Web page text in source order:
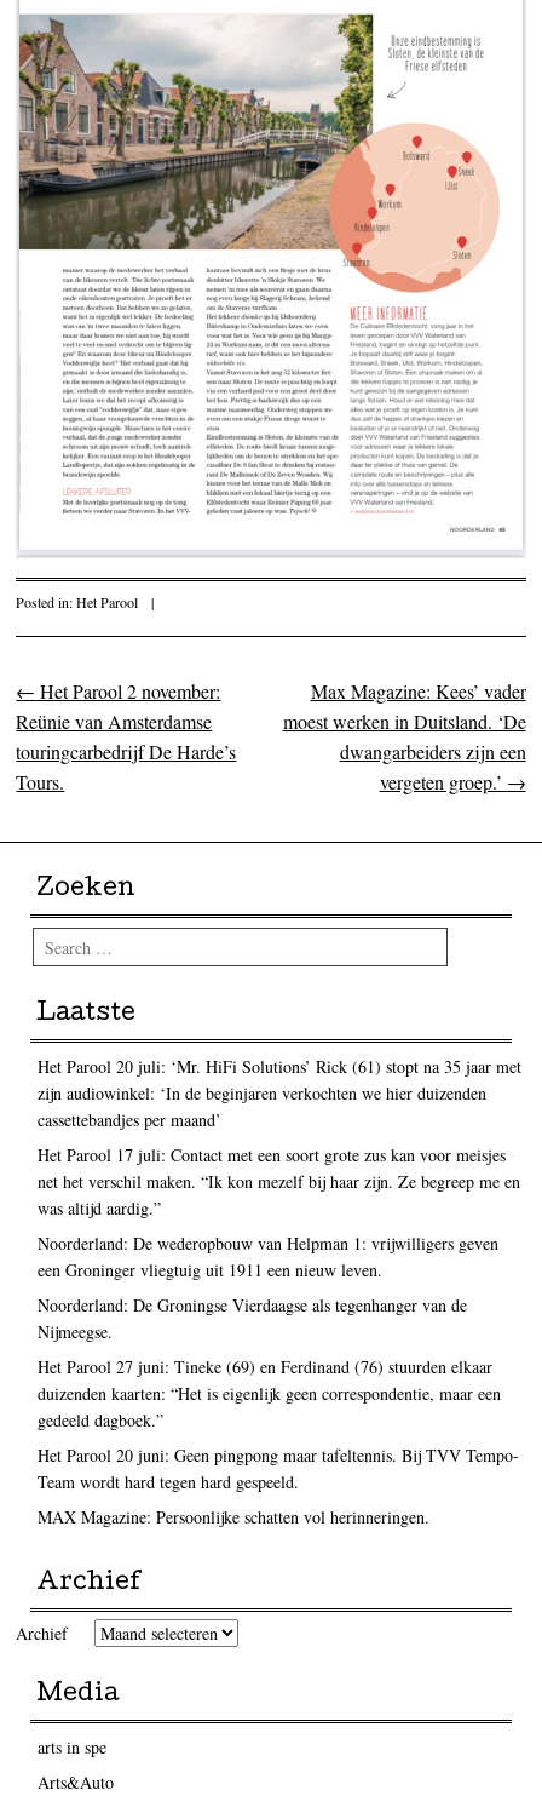
Posted in:Het Parool |
Post navigation
← Het Parool 2 november:
Reünie van Amsterdamse
touringcarbedrijf De Harde’s
Tours.
Max Magazine: Kees’ vader
moest werken in Duitsland. ‘De
dwangarbeiders zijn een
vergeten groep.’ →
Zoeken
Search
Laatste
Het Parool 20 juli: ‘Mr. HiFi Solutions’ Rick (61) stopt na 35 jaar met
zijn audiowinkel: ‘In de beginjaren verkochten we hier duizenden
cassettebandjes per maand’
Het Parool 17 juli: Contact met een soort grote zus kan voor meisjes
net het verschil maken. “Ik kon mezelf bij haar zijn. Ze begreep me en
was altijd aardig.”
Noorderland: De wederopbouw van Helpman 1: vrijwilligers geven
een Groninger vliegtuig uit 1911 een nieuw leven.
Noorderland: De Groningse Vierdaagse als tegenhanger van de
Nijmeegse.
Het Parool 27 juni: Tineke (69) en Ferdinand (76) stuurden elkaar
duizenden kaarten: “Het is eigenlijk geen correspondentie, maar een
gedeeld dagboek.”
Het Parool 20 juni: Geen pingpong maar tafeltennis. Bij TVV Tempo-
Team wordt hard tegen hard gespeeld.
MAX Magazine: Persoonlijke schatten vol herinneringen.
Archief
Archief
Media
arts in spe
Arts&Auto